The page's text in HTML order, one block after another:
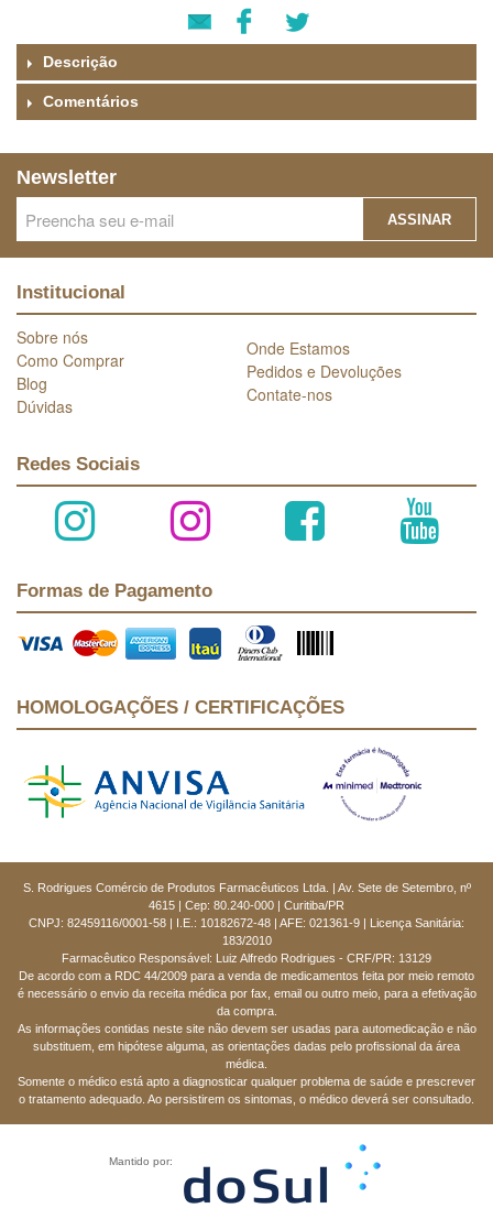
Descrição
Comentários
Newsletter
ASSINAR
Institucional
Sobre nós
Como Comprar
Blog
Dúvidas
Onde Estamos
Pedidos e Devoluções
Contate-nos
Redes Sociais
Formas de Pagamento
HOMOLOGAÇÕES / CERTIFICAÇÕES
S. Rodrigues Comércio de Produtos Farmacêuticos Ltda. | Av. Sete de Setembro, nº
4615 | Cep: 80.240-000 | Curitiba/PR
CNPJ: 82459116/0001-58 | I.E.: 10182672-48 | AFE: 021361-9 | Licença Sanitária:
183/2010
Farmacêutico Responsável: Luiz Alfredo Rodrigues - CRF/PR: 13129
De acordo com a RDC 44/2009 para a venda de medicamentos feita por meio remoto
é necessário o envio da receita médica por fax, email ou outro meio, para a efetivação
da compra.
As informações contidas neste site não devem ser usadas para automedicação e não
substituem, em hipótese alguma, as orientações dadas pelo profissional da área
médica.
Somente o médico está apto a diagnosticar qualquer problema de saúde e prescrever
o tratamento adequado. Ao persistirem os sintomas, o médico deverá ser consultado.
Mantido por: